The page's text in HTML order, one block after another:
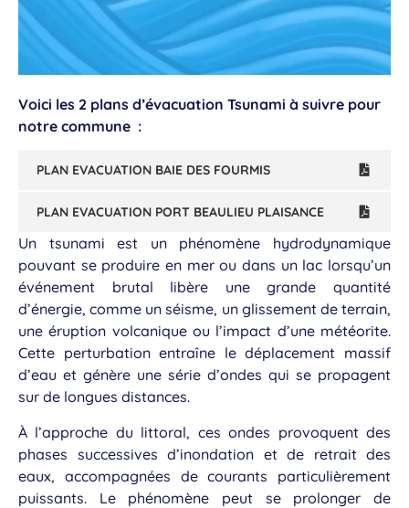
Voici les 2 plans d’évacuation Tsunami à suivre pour
notre commune :
PLAN EVACUATION BAIE DES FOURMIS
PLAN EVACUATION PORT BEAULIEU PLAISANCE
Un tsunami est un phénomène hydrodynamique
pouvant se produire en mer ou dans un lac lorsqu’un
événement brutal libère une grande quantité
d’énergie, comme un séisme, un glissement de terrain,
une éruption volcanique ou l’impact d’une météorite.
Cette perturbation entraîne le déplacement massif
d’eau et génère une série d’ondes qui se propagent
sur de longues distances.
À l’approche du littoral, ces ondes provoquent des
phases successives d’inondation et de retrait des
eaux, accompagnées de courants particulièrement
puissants. Le phénomène peut se prolonger de